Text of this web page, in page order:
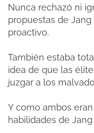
Nunca rechazó ni
propuestas de
proactivo.
También estaba
idea de que las
juzgar a los
Y como ambos
habilidades de